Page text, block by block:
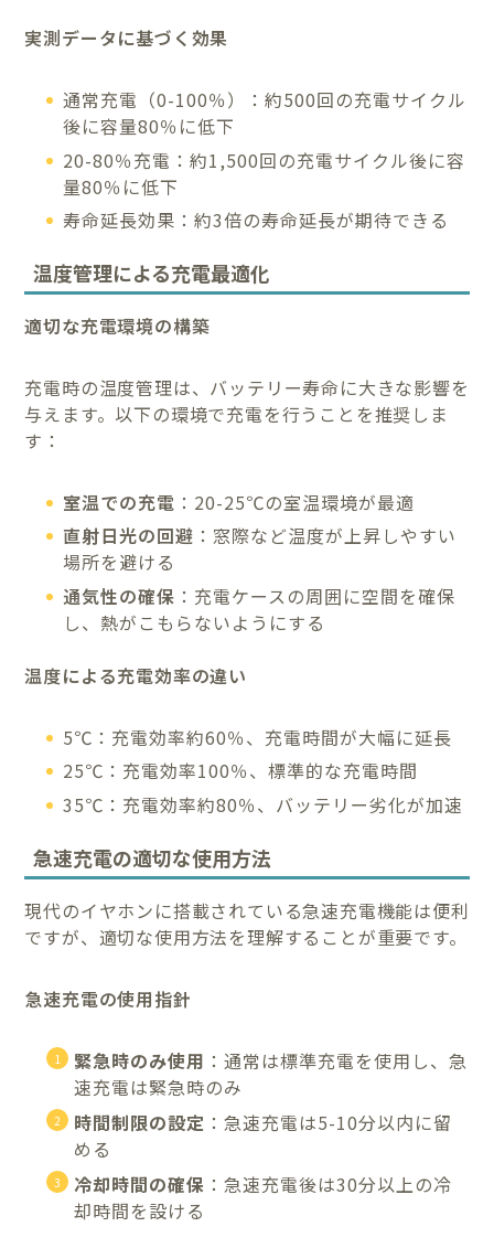
実測データに基づく効果
通常充電（0-100％）：約500回の充電サイクル
後に容量80％に低下
20-80％充電：約1,500回の充電サイクル後に容
量80％に低下
寿命延長効果：約3倍の寿命延長が期待できる
温度管理による充電最適化
適切な充電環境の構築
充電時の温度管理は、バッテリー寿命に大きな影響を
与えます。以下の環境で充電を行うことを推奨しま
す：
室温での充電 ：20-25℃の室温環境が最適
直射日光の回避 ：窓際など温度が上昇しやすい
場所を避ける
通気性の確保 ：充電ケースの周囲に空間を確保
し、熱がこもらないようにする
温度による充電効率の違い
5℃：充電効率約60％、充電時間が大幅に延長
25℃：充電効率100％、標準的な充電時間
35℃：充電効率約80％、バッテリー劣化が加速
急速充電の適切な使用方法
現代のイヤホンに搭載されている急速充電機能は便利
ですが、適切な使用方法を理解することが重要です。
急速充電の使用指針
緊急時のみ使用 ：通常は標準充電を使用し、急
速充電は緊急時のみ
時間制限の設定 ：急速充電は5-10分以内に留
める
冷却時間の確保 ：急速充電後は30分以上の冷
却時間を設ける